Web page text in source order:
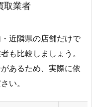
取業者
近隣県の店舗だけで
も比較しましょう。
あるため、実際に依
い。